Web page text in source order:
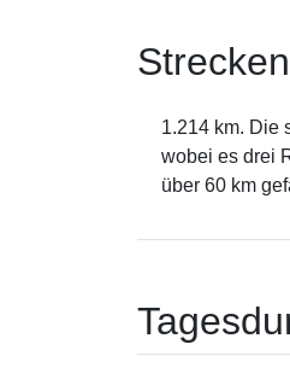
1.214 km. Die
wobei es drei
über 60 km